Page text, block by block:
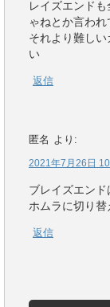
レイズエンド
ゃねとか言わ
それより難し
い
返信
匿名 より:
2021年7月26日
ブレイズエン
ホムラに切り
返信